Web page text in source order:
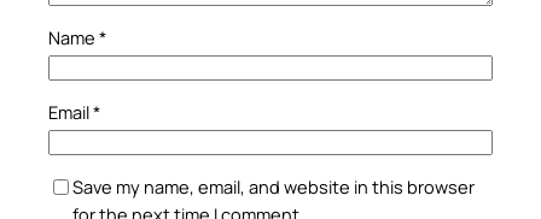
Name *
Email*
Save my name, email, and website in this browser
for the next time I comment.